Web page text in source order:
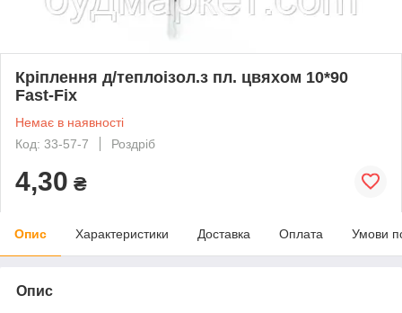
Кріплення д/теплоізол.з пл. цвяхом 10*90
Fast-Fix
Немає в наявності
Код: 33-57-7
Роздріб
4,30 ₴
Опис Характеристики Доставка Оплата Умови
Опис